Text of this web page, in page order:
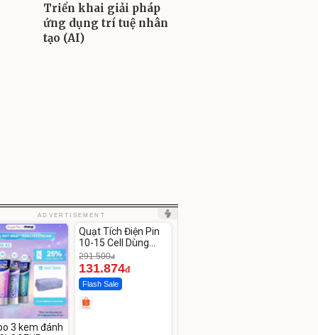
Triển khai giải pháp
ứng dụng trí tuệ nhân
tạo (AI)
ADVERTISEMENT
3 kem đánh
-54%
Unmute
Quạt Tích Điện Pin
10-15 Cell Dùng
Liên Tục 4-8H
291.500đ
131.874đ
Flash Sale